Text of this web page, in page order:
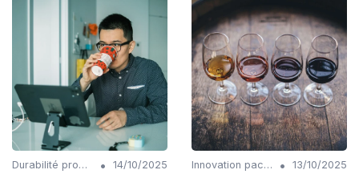
Durabilité production •
14/10/2025
Innovation packaging •
13/10/2025